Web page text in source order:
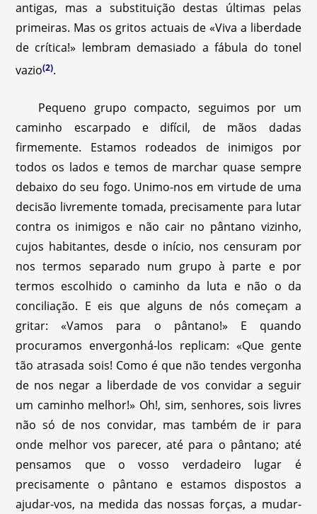
antigas, mas a substituição destas últimas pelas
primeiras. Mas os gritos actuais de «Viva a liberdade
de crítica!» lembram demasiado a fábula do tonel
vazio(2).
Pequeno grupo compacto, seguimos por um
caminho escarpado e difícil, de mãos dadas
firmemente. Estamos rodeados de inimigos por
todos os lados e temos de marchar quase sempre
debaixo do seu fogo. Unimo-nos em virtude de uma
decisão livremente tomada, precisamente para lutar
contra os inimigos e não cair no pântano vizinho,
cujos habitantes, desde o início, nos censuram por
nos termos separado num grupo à parte e por
termos escolhido o caminho da luta e não o da
conciliação. E eis que alguns de nós começam a
gritar: «Vamos para o pântano!» E quando
procuramos envergonhá-los replicam: «Que gente
tão atrasada sois! Como é que não tendes vergonha
de nos negar a liberdade de vos convidar a seguir
um caminho melhor!» Oh!, sim, senhores, sois livres
não só de nos convidar, mas também de ir para
onde melhor vos parecer, até para o pântano; até
pensamos que o vosso verdadeiro lugar é
precisamente o pântano e estamos dispostos a
ajudar-vos, na medida das nossas forças, a mudar-